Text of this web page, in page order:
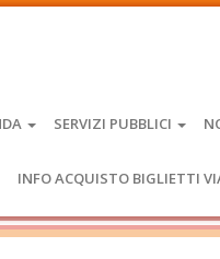
SERVIZI PUBBLICI
INFO ACQUISTO BIGLIETTI